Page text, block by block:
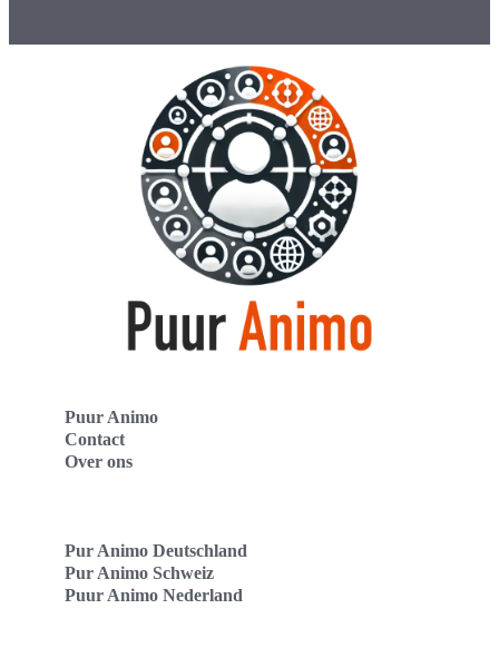
Puur Animo
Contact
Over ons
Pur Animo Deutschland
Pur Animo Schweiz
Puur Animo Nederland